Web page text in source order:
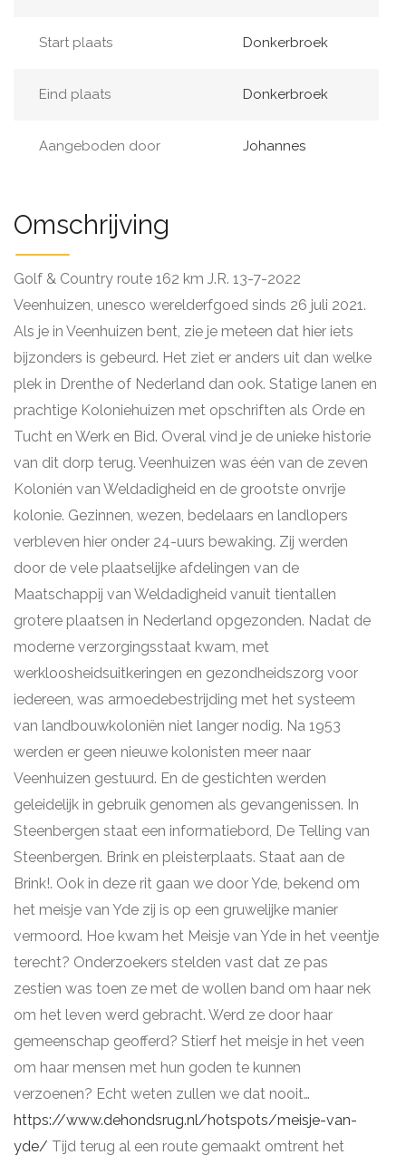
Start plaats Donkerbroek
Eind plaats Donkerbroek
Aangeboden door Johannes
Omschrijving
Golf & Country route 162 km J.R. 13-7-2022
Veenhuizen, unesco werelderfgoed sinds 26 juli 2021.
Als je in Veenhuizen bent, zie je meteen dat hier iets
bijzonders is gebeurd. Het ziet er anders uit dan welke
plek in Drenthe of Nederland dan ook. Statige lanen en
prachtige Koloniehuizen met opschriften als Orde en
Tucht en Werk en Bid. Overal vind je de unieke historie
van dit dorp terug. Veenhuizen was één van de zeven
Kolonién van Weldadigheid en de grootste onvrije
kolonie. Gezinnen, wezen, bedelaars en landlopers
verbleven hier onder 24-uurs bewaking. Zij werden
door de vele plaatselijke afdelingen van de
Maatschappij van Weldadigheid vanuit tientallen
grotere plaatsen in Nederland opgezonden. Nadat de
moderne verzorgingsstaat kwam, met
werkloosheidsuitkeringen en gezondheidszorg voor
iedereen, was armoedebestrijding met het systeem
van landbouwkoloniën niet langer nodig. Na 1953
werden er geen nieuwe kolonisten meer naar
Veenhuizen gestuurd. En de gestichten werden
geleidelijk in gebruik genomen als gevangenissen. In
Steenbergen staat een informatiebord, De Telling van
Steenbergen. Brink en pleisterplaats. Staat aan de
Brink!. Ook in deze rit gaan we door Yde, bekend om
het meisje van Yde zij is op een gruwelijke manier
vermoord. Hoe kwam het Meisje van Yde in het veentje
terecht? Onderzoekers stelden vast dat ze pas
zestien was toen ze met de wollen band om haar nek
om het leven werd gebracht. Werd ze door haar
gemeenschap geofferd? Stierf het meisje in het veen
om haar mensen met hun goden te kunnen
verzoenen? Echt weten zullen we dat nooit…
https://www.dehondsrug.nl/hotspots/meisje-van-
yde/ Tijd terug al een route gemaakt omtrent het